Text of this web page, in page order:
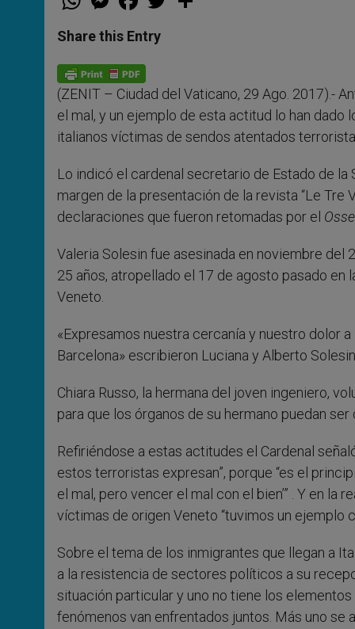
t
s
p
p
e
s
e
g
e
a
e
b
o
k
w
Share this Entry
(ZENIT – Ciudad del Vaticano, 29 Ago. 2017).-
el mal, y un ejemplo de esta actitud lo han dado
italianos víctimas de sendos atentados
Lo indicó el cardenal secretario de Estado de la
margen de la presentación de la revista “Le Tre
declaraciones que fueron retomadas por el
Valeria Solesin fue asesinada en noviembre del
25 años, atropellado el 17 de agosto pasado en
Veneto.
«Expresamos nuestra cercanía y nuestro dolor
Barcelona» escribieron Luciana y Alberto
Chiara Russo, la hermana del joven ingeniero,
para que los órganos de su hermano puedan ser
Refiriéndose a estas actitudes el Cardenal
estos terroristas expresan”, porque “es el
el mal, pero vencer el mal con el bien’” . Y en
víctimas de origen Veneto “tuvimos un ejemplo
Sobre el tema de los inmigrantes que llegan a
a la resistencia de sectores políticos a su
situación particular y uno no tiene los
fenómenos van enfrentados juntos. Más uno